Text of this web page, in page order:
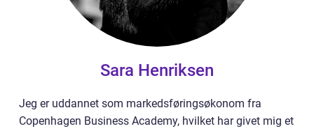
Sara Henriksen
Jeg er uddannet som markedsføringsøkonom fra
Copenhagen Business Academy, hvilket har givet mig et